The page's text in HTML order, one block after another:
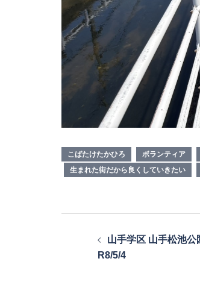
こばたけたかひろ ボランティア
生まれた街だから良くしていきたい
山手学区 山手松池公
R8/5/4